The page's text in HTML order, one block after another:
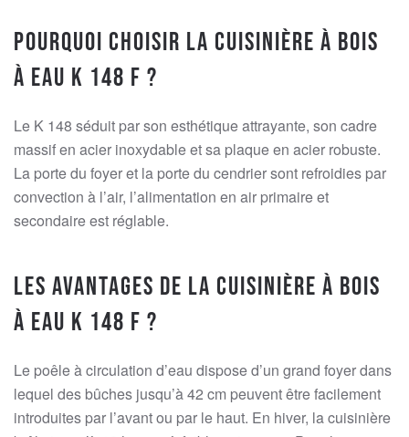
Pourquoi choisir la cuisinière à bois
à eau K 148 F ?
Le K 148 séduit par son esthétique attrayante, son cadre
massif en acier inoxydable et sa plaque en acier robuste.
La porte du foyer et la porte du cendrier sont refroidies par
convection à l’air, l’alimentation en air primaire et
secondaire est réglable.
Les avantages de la cuisinière à bois
à eau K 148 F ?
Le poêle à circulation d’eau dispose d’un grand foyer dans
lequel des bûches jusqu’à 42 cm peuvent être facilement
introduites par l’avant ou par le haut. En hiver, la cuisinière